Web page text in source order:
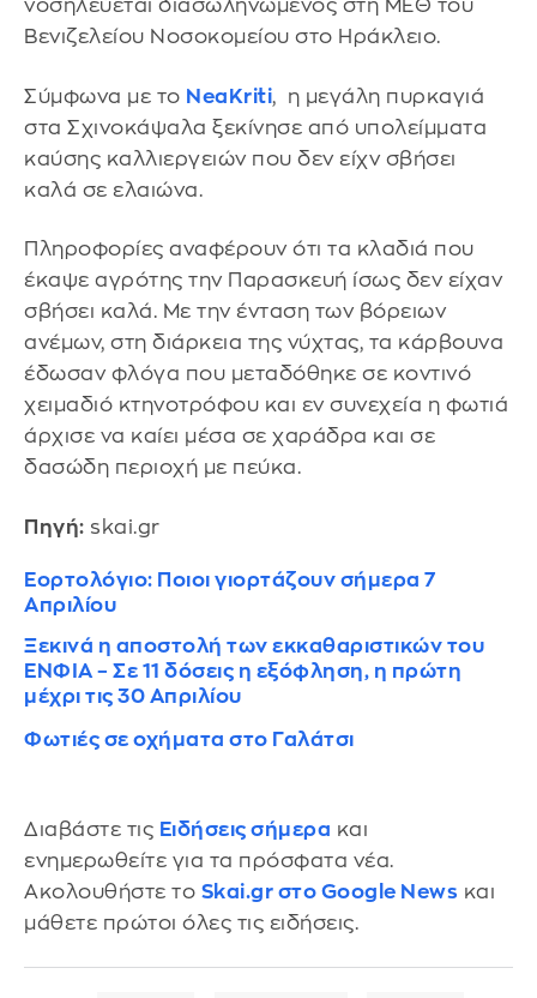
νοσηλεύεται διασωληνωμένος στη ΜΕΘ του
Βενιζελείου Νοσοκομείου στο Ηράκλειο.
Σύμφωνα με το NeaKriti, η μεγάλη πυρκαγιά
στα Σχινοκάψαλα ξεκίνησε από υπολείμματα
καύσης καλλιεργειών που δεν είχν σβήσει
καλά σε ελαιώνα.
Πληροφορίες αναφέρουν ότι τα κλαδιά που
έκαψε αγρότης την Παρασκευή ίσως δεν είχαν
σβήσει καλά. Με την ένταση των βόρειων
ανέμων, στη διάρκεια της νύχτας, τα κάρβουνα
έδωσαν φλόγα που μεταδόθηκε σε κοντινό
χειμαδιό κτηνοτρόφου και εν συνεχεία η φωτιά
άρχισε να καίει μέσα σε χαράδρα και σε
δασώδη περιοχή με πεύκα.
Πηγή: skai.gr
Εορτολόγιο: Ποιοι γιορτάζουν σήμερα 7
Απριλίου
Ξεκινά η αποστολή των εκκαθαριστικών του
ΕΝΦΙΑ – Σε 11 δόσεις η εξόφληση, η πρώτη
μέχρι τις 30 Απριλίου
Φωτιές σε οχήματα στο Γαλάτσι
Διαβάστε τις Ειδήσεις σήμερα και
ενημερωθείτε για τα πρόσφατα νέα.
Ακολουθήστε το Skai.gr στο Google News και
μάθετε πρώτοι όλες τις ειδήσεις.